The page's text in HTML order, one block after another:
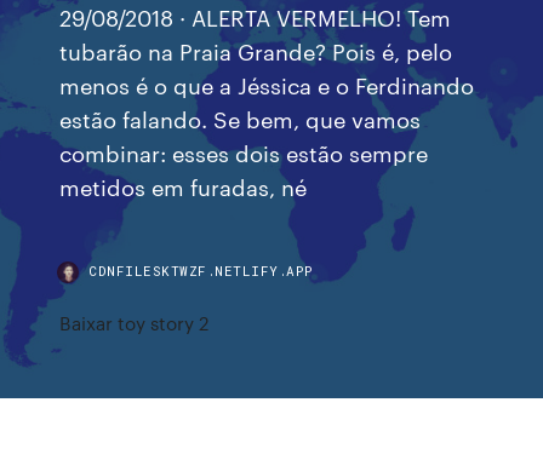
29/08/2018 · ALERTA VERMELHO! Tem
tubarão na Praia Grande? Pois é, pelo
menos é o que a Jéssica e o Ferdinando
estão falando. Se bem, que vamos
combinar: esses dois estão sempre
metidos em furadas, né
CDNFILESKTWZF.NETLIFY.APP
Baixar toy story 2